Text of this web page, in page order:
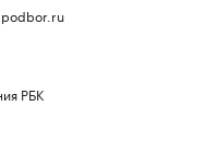
podbor.ru
РБК